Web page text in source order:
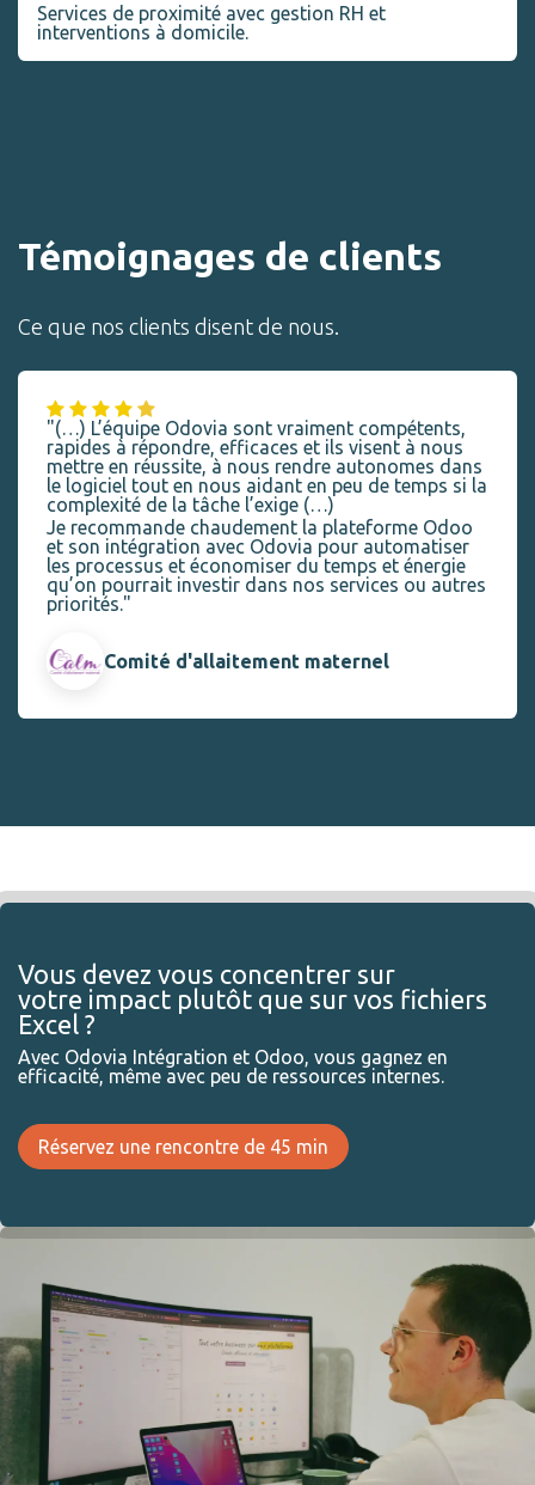
Services de proximité avec gestion RH et
interventions à domicile.
Témoignages de clients
Ce que nos clients disent de nous.
"(…) L’équipe Odovia sont vraiment compétents,
rapides à répondre, efficaces et ils visent à nous
mettre en réussite, à nous rendre autonomes dans
le logiciel tout en nous aidant en peu de temps si la
complexité de la tâche l’exige (…)
Je recommande chaudement la plateforme Odoo
et son intégration avec Odovia pour automatiser
les processus et économiser du temps et énergie
qu’on pourrait investir dans nos services ou autres
priorités."
Comité d'allaitement maternel
Vous devez vous concentrer sur
votre impact plutôt que sur vos fichiers
Excel ?
Avec Odovia Intégration et Odoo, vous gagnez en
efficacité, même avec peu de ressources internes.
Réservez une rencontre de 45 min